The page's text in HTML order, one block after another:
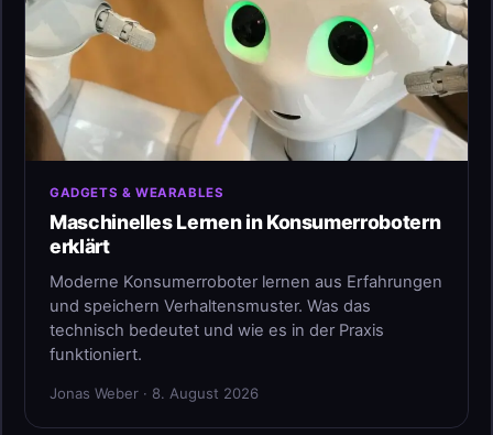
GADGETS & WEARABLES
Maschinelles Lernen in Konsumerrobotern
erklärt
Moderne Konsumerroboter lernen aus Erfahrungen
und speichern Verhaltensmuster. Was das
technisch bedeutet und wie es in der Praxis
funktioniert.
Jonas Weber · 8. August 2026